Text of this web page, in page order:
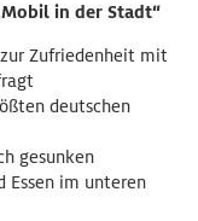
in der Stadt“
Zufriedenheit mit
deutschen
gesunken
Essen im unteren